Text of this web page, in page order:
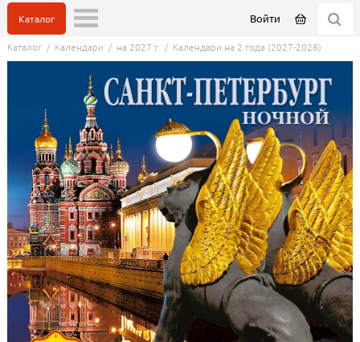
Войти
Каталог
Каталог/ Календари / на 2027 г. / Календари на 2 года (2027-2028)